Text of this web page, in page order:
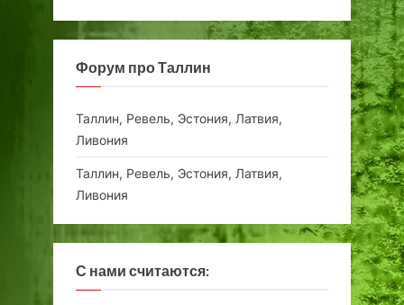
Форум про Таллин
Таллин, Ревель, Эстония, Латвия,
Ливония
Таллин, Ревель, Эстония, Латвия,
Ливония
С нами считаются: